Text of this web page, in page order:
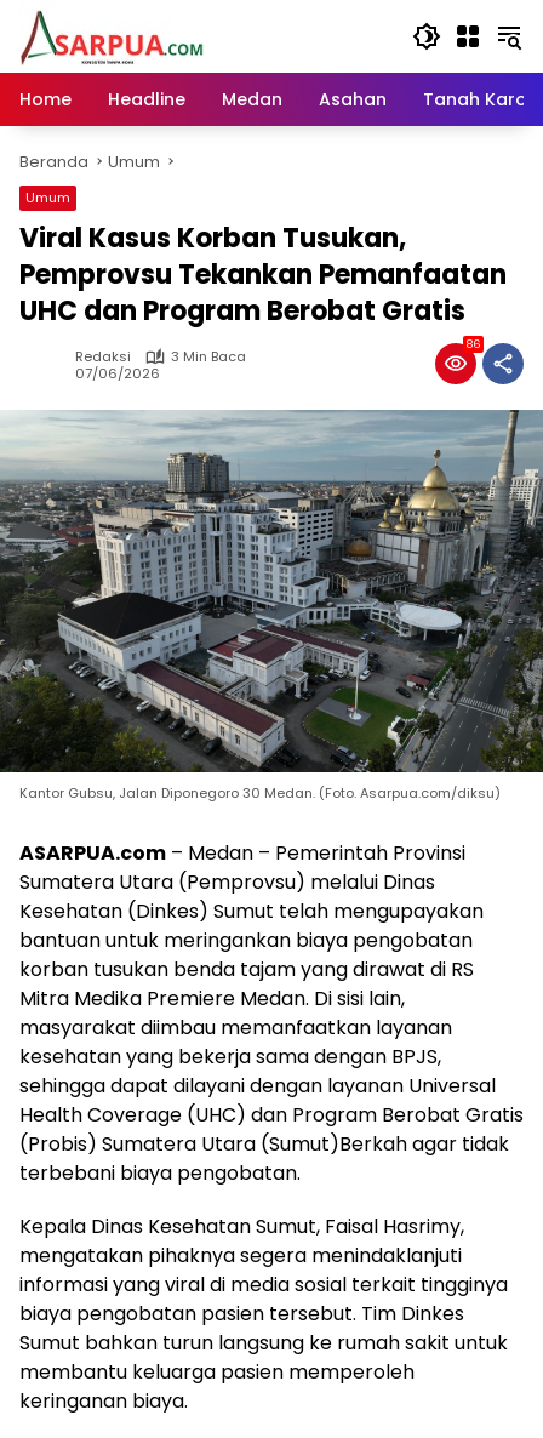
Langsung
konten
Home
Headline Medan Asahan Tanah Karo
Beranda Umum
Umum
Viral Kasus Korban Tusukan,
Pemprovsu Tekankan Pemanfaatan
UHC dan Program Berobat Gratis
Redaksi
3 Min Baca
07/06/2026
86
Kantor Gubsu, Jalan Diponegoro 30 Medan. (Foto. Asarpua.com/diksu)
ASARPUA.com – Medan – Pemerintah Provinsi
Sumatera Utara (Pemprovsu) melalui Dinas
Kesehatan (Dinkes) Sumut telah mengupayakan
bantuan untuk meringankan biaya pengobatan
korban tusukan benda tajam yang dirawat di RS
Mitra Medika Premiere Medan. Di sisi lain,
masyarakat diimbau memanfaatkan layanan
kesehatan yang bekerja sama dengan BPJS,
sehingga dapat dilayani dengan layanan Universal
Health Coverage (UHC) dan Program Berobat Gratis
(Probis) Sumatera Utara (Sumut)Berkah agar tidak
terbebani biaya pengobatan.
Kepala Dinas Kesehatan Sumut, Faisal Hasrimy,
mengatakan pihaknya segera menindaklanjuti
informasi yang viral di media sosial terkait tingginya
biaya pengobatan pasien tersebut. Tim Dinkes
Sumut bahkan turun langsung ke rumah sakit untuk
membantu keluarga pasien memperoleh
keringanan biaya.